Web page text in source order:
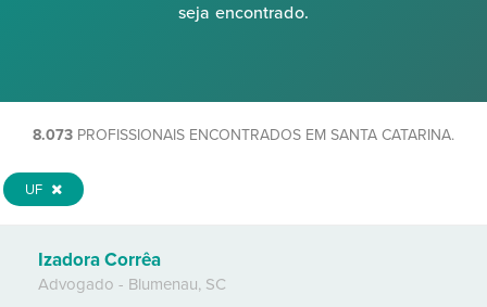
seja encontrado.
8.073 PROFISSIONAIS ENCONTRADOS EM SANTA CATARINA.
UF
Izadora Corrêa
Advogado - Blumenau, SC